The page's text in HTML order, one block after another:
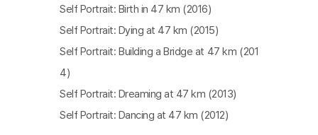
Self Portrait: Birth in 47 km (2016)
Self Portrait: Dying at 47 km (2015)
Self Portrait: Building a Bridge at 47 km (201
4)
Self Portrait: Dreaming at 47 km (2013)
Self Portrait: Dancing at 47 km (2012)